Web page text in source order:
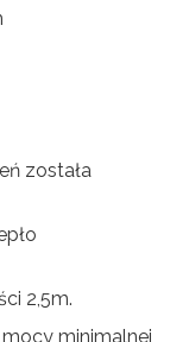
została
2,5m.
minimalnej